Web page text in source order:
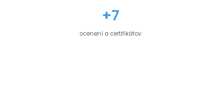
+7
ocenení a certifikátov